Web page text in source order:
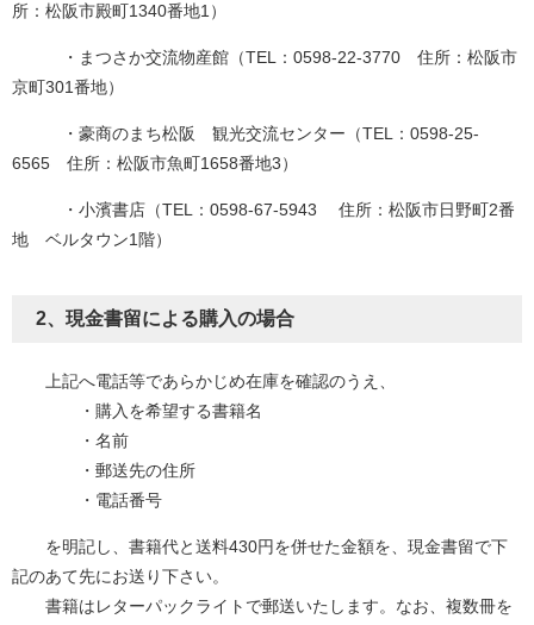
所：松阪市殿町1340番地1）
・まつさか交流物産館（TEL：0598-22-3770 住所：松阪市
京町301番地）
・豪商のまち松阪 観光交流センター（TEL：0598-25-
6565 住所：松阪市魚町1658番地3）
・小濱書店（TEL：0598-67-5943 住所：松阪市日野町2番
地 ベルタウン1階）
2、現金書留による購入の場合
上記へ電話等であらかじめ在庫を確認のうえ、
・購入を希望する書籍名
・名前
・郵送先の住所
・電話番号
を明記し、書籍代と送料430円を併せた金額を、現金書留で下
記のあて先にお送り下さい。
書籍はレターパックライトで郵送いたします。なお、複数冊を